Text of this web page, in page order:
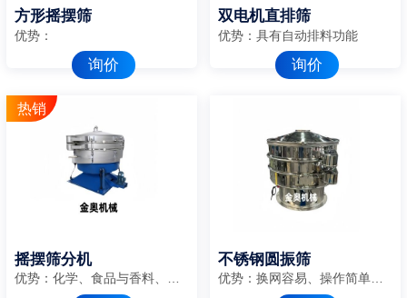
方形摇摆筛
优势：
询价
双电机直排筛
优势：具有自动排料功能
询价
摇摆筛分机 不锈钢圆振筛
优势：换网容易、操作简单、清洗方便